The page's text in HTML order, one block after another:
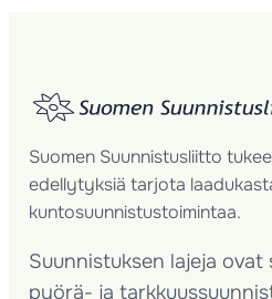
Suomen Suunnistusliitto
edellytyksiä tarjota
kuntosuunnistustoimintaa.
Suunnistuksen lajeja
pyörä- ja